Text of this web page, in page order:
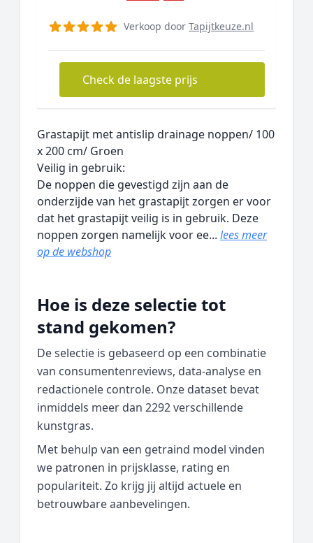
Verkoop door Tapijtkeuze.nl
Check de laagste prijs
Grastapijt met antislip drainage noppen/ 100
x 200 cm/ Groen
Veilig in gebruik:
De noppen die gevestigd zijn aan de
onderzijde van het grastapijt zorgen er voor
dat het grastapijt veilig is in gebruik. Deze
noppen zorgen namelijk voor ee... lees meer
op de webshop
Hoe is deze selectie tot
stand gekomen?
De selectie is gebaseerd op een combinatie
van consumentenreviews, data‑analyse en
redactionele controle. Onze dataset bevat
inmiddels meer dan 2292 verschillende
kunstgras.
Met behulp van een getraind model vinden
we patronen in prijsklasse, rating en
populariteit. Zo krijg jij altijd actuele en
betrouwbare aanbevelingen.